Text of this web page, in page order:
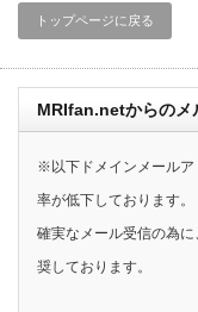
トップページに戻る
MRIfan.netからのメ
※以下ドメインメールア
率が低下しております。
確実なメール受信の為
奨しております。